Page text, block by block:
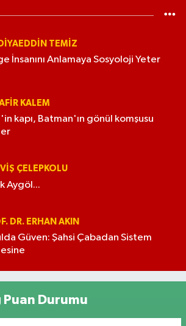
TEMIZ
İnsanını Anlamaya Sosyoloji Yeter
KALEM
kapı, Batman'ın gönül komşusu
ÇELEPKOLU
Aygöl...
DR. ERHAN AKIN
Güven: Şahsi Çabadan Sistem
Puan Durumu